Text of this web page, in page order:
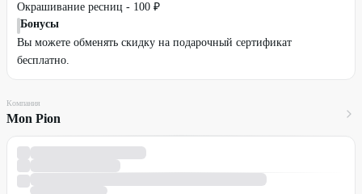
Окрашивание ресниц - 100 ₽
Бонусы
Вы можете обменять скидку на подарочный сертификат
бесплатно.
Компания
Mon Pion